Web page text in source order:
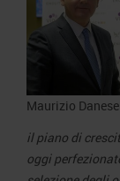
Maurizio Danese
il piano di
oggi